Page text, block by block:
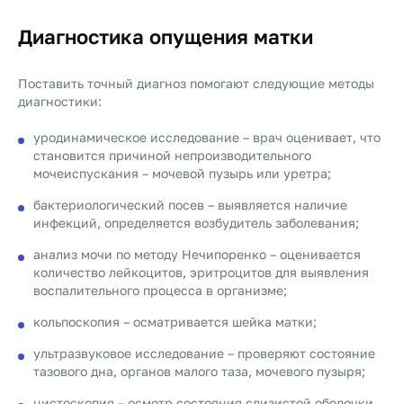
Диагностика опущения матки
Поставить точный диагноз помогают следующие методы
диагностики:
уродинамическое исследование – врач оценивает, что
становится причиной непроизводительного
мочеиспускания – мочевой пузырь или уретра;
бактериологический посев – выявляется наличие
инфекций, определяется возбудитель заболевания;
анализ мочи по методу Нечипоренко – оценивается
количество лейкоцитов, эритроцитов для выявления
воспалительного процесса в организме;
кольпоскопия – осматривается шейка матки;
ультразвуковое исследование – проверяют состояние
тазового дна, органов малого таза, мочевого пузыря;